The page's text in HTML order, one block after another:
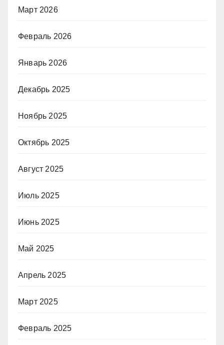
Март 2026
Февраль 2026
Январь 2026
Декабрь 2025
Ноябрь 2025
Октябрь 2025
Август 2025
Июль 2025
Июнь 2025
Май 2025
Апрель 2025
Март 2025
Февраль 2025